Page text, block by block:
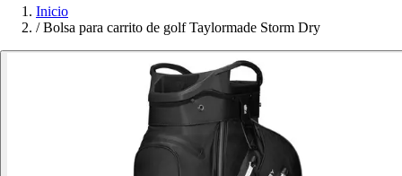
Inicio
/ Bolsa para carrito de golf Taylormade Storm Dry